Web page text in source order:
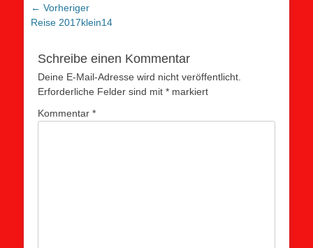
Beitragsnavigation
← Vorheriger
Vorheriger
Reise 2017klein14
Schreibe einen Kommentar
Deine E-Mail-Adresse wird nicht veröffentlicht.
Erforderliche Felder sind mit * markiert
Kommentar *